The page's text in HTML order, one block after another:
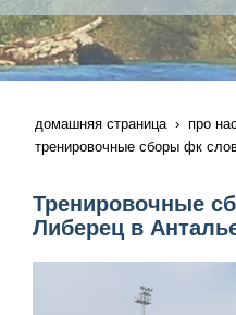
домашняя страница про нас
тренировочные сборы фк
Тренировочные
Либерец в